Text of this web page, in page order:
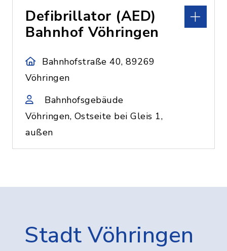
Defibrillator (AED)
Bahnhof Vöhringen
Bahnhofstraße 40, 89269
Vöhringen
Bahnhofsgebäude
Vöhringen, Ostseite bei Gleis 1,
außen
Stadt Vöhringen